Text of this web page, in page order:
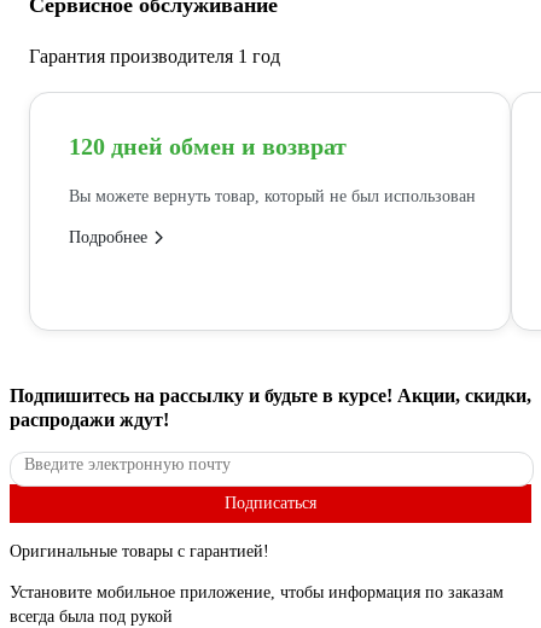
Гарантия производителя 1 год
120 дней обмен и возврат
Вы можете вернуть товар, который не был использован
Подробнее
Подпишитесь на рассылку и будьте в курсе! Акции, скидки,
распродажи ждут!
Подписаться
Оригинальные товары с гарантией!
Установите мобильное приложение, чтобы информация по заказам
всегда была под рукой